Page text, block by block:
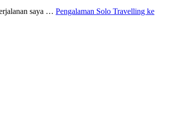
saya … Pengalaman Solo Travelling ke